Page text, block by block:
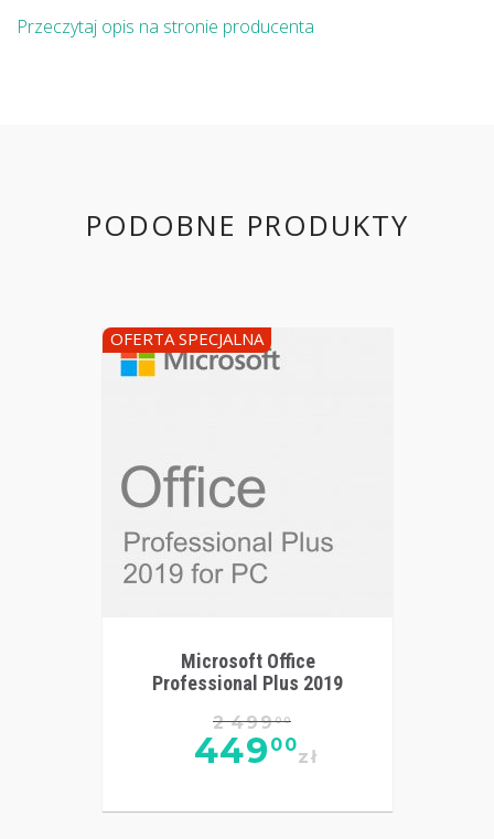
Przeczytaj opis na stronie producenta
PODOBNE PRODUKTY
OFERTA SPECJALNA
Microsoft Office
Professional Plus 2019
2 49900
449 00
zł